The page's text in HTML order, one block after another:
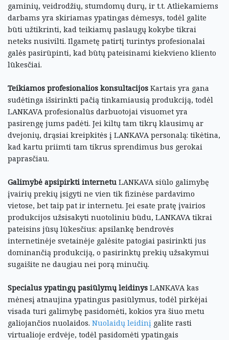
gaminių, veidrodžių, stumdomų durų, ir t.t. Atliekamiems
darbams yra skiriamas ypatingas dėmesys, todėl galite
būti užtikrinti, kad teikiamų paslaugų kokybe tikrai
neteks nusivilti. Ilgametę patirtį turintys profesionalai
galės pasirūpinti, kad būtų pateisinami kiekvieno kliento
lūkesčiai.
Teikiamos profesionalios konsultacijos Kartais yra gana
sudėtinga išsirinkti pačią tinkamiausią produkciją, todėl
LANKAVA profesionalūs darbuotojai visuomet yra
pasirengę jums padėti. Jei kiltų tam tikrų klausimų ar
dvejonių, drąsiai kreipkitės į LANKAVA personalą: tikėtina,
kad kartu priimti tam tikrus sprendimus bus gerokai
paprasčiau.
Galimybė apsipirkti internetu LANKAVA siūlo galimybę
įvairių prekių įsigyti ne vien tik fizinėse pardavimo
vietose, bet taip pat ir internetu. Jei esate pratę įvairios
produkcijos užsisakyti nuotoliniu būdu, LANKAVA tikrai
pateisins jūsų lūkesčius: apsilankę bendrovės
internetinėje svetainėje galėsite patogiai pasirinkti jus
dominančią produkciją, o pasirinktų prekių užsakymui
sugaišite ne daugiau nei porą minučių.
Specialus ypatingų pasiūlymų leidinys LANKAVA kas
mėnesį atnaujina ypatingus pasiūlymus, todėl pirkėjai
visada turi galimybę pasidomėti, kokios yra šiuo metu
galiojančios nuolaidos. Nuolaidų leidinį galite rasti
virtualioje erdvėje, todėl pasidomėti ypatingais